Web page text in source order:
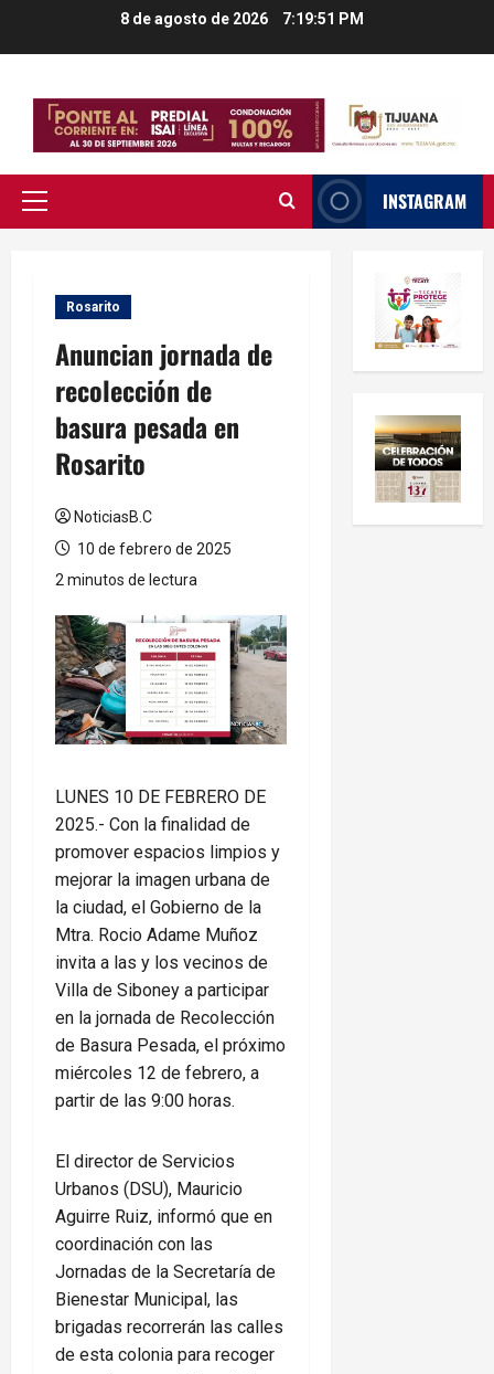
8 de agosto de 2026 7:19:51 PM
Menú
INSTAGRAM
Rosarito
Anuncian jornada de
recolección de
basura pesada en
Rosarito
NoticiasB.C
10 de febrero de 2025
2 minutos de lectura
LUNES 10 DE FEBRERO DE
2025.- Con la finalidad de
promover espacios limpios y
mejorar la imagen urbana de
la ciudad, el Gobierno de la
Mtra. Rocio Adame Muñoz
invita a las y los vecinos de
Villa de Siboney a participar
en la jornada de Recolección
de Basura Pesada, el próximo
miércoles 12 de febrero, a
partir de las 9:00 horas.
El director de Servicios
Urbanos (DSU), Mauricio
Aguirre Ruiz, informó que en
coordinación con las
Jornadas de la Secretaría de
Bienestar Municipal, las
brigadas recorrerán las calles
de esta colonia para recoger